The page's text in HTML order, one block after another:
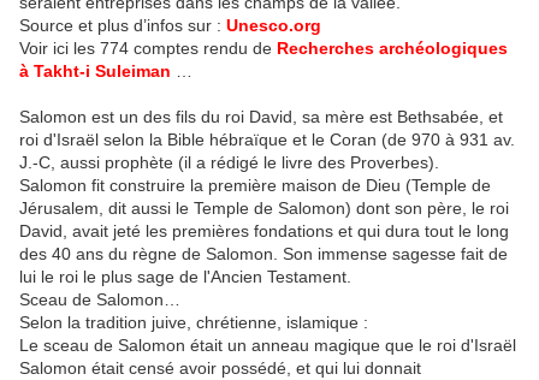
Source et plus d’infos sur : Unesco.org
Voir ici les 774 comptes rendu de Recherches archéologiques
à Takht-i Suleiman
Salomon est un des fils du roi David, sa mère est Bethsabée, et
roi d'Israël selon la Bible hébraïque et le Coran (de 970 à 931 av.
J.-C, aussi prophète (il a rédigé le livre des Proverbes).
Salomon fit construire la première maison de Dieu (Temple de
Jérusalem, dit aussi le Temple de Salomon) dont son père, le roi
David, avait jeté les premières fondations et qui dura tout le long
des 40 ans du règne de Salomon. Son immense sagesse fait de
lui le roi le plus sage de l'Ancien Testament.
Sceau de Salomon…
Selon la tradition juive, chrétienne, islamique :
Le sceau de Salomon était un anneau magique que le roi d'Israël
Salomon était censé avoir possédé, et qui lui donnait